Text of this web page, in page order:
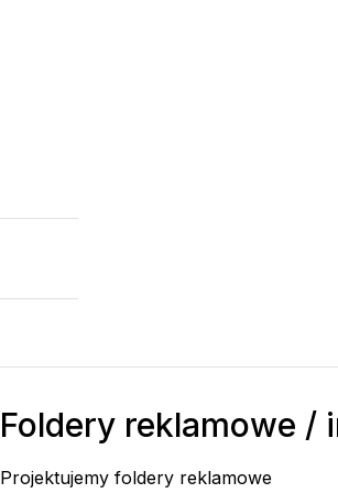
Foldery reklamowe /
Projektujemy foldery reklamowe